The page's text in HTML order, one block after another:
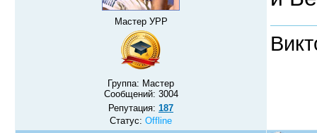
Мастер УРР
Группа: Мастер
Сообщений: 3004
Репутация: 187
Статус: Offline